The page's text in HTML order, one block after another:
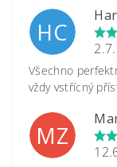
HC
Všechno
vždy vstřícný
MZ